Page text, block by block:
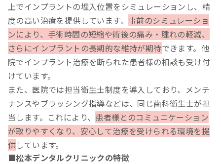
上でインプラントの埋入位置をシミュレーションし、精
度の高い治療を提供しています。 事前のシミュレーショ
ンにより、手術時間の短縮や術後の痛み・腫れの軽減、
さらにインプラントの長期的な維持が期待できます。他
院でインプラント治療を断られた患者様の相談も受け付
けています。
また、医院では担当衛生士制度を導入しており、メンテ
ナンスやブラッシング指導などは、同じ歯科衛生士が担
当します。これにより、 患者様とのコミュニケーション
が取りやすくなり、安心して治療を受けられる環境を提
供しています。
■松本デンタルクリニックの特徴